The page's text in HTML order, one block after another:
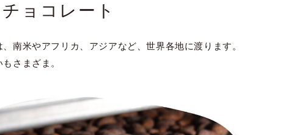
ョコレート
南米やアフリカ、アジアなど、世界各地に渡ります。
さまざま。